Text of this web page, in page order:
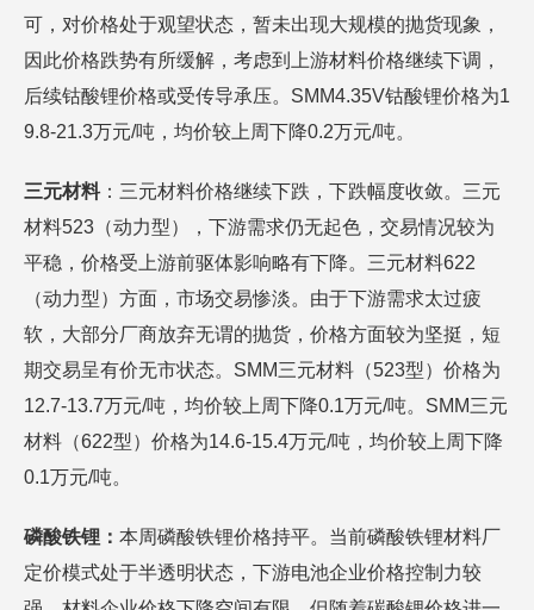
可，对价格处于观望状态，暂未出现大规模的抛货现象，
因此价格跌势有所缓解，考虑到上游材料价格继续下调，
后续钴酸锂价格或受传导承压。SMM4.35V钴酸锂价格为1
9.8-21.3万元/吨，均价较上周下降0.2万元/吨。
三元材料：三元材料价格继续下跌，下跌幅度收敛。三元
材料523（动力型），下游需求仍无起色，交易情况较为
平稳，价格受上游前驱体影响略有下降。三元材料622
（动力型）方面，市场交易惨淡。由于下游需求太过疲
软，大部分厂商放弃无谓的抛货，价格方面较为坚挺，短
期交易呈有价无市状态。SMM三元材料（523型）价格为
12.7-13.7万元/吨，均价较上周下降0.1万元/吨。SMM三元
材料（622型）价格为14.6-15.4万元/吨，均价较上周下降
0.1万元/吨。
磷酸铁锂： 本周磷酸铁锂价格持平。当前磷酸铁锂材料厂
定价模式处于半透明状态，下游电池企业价格控制力较